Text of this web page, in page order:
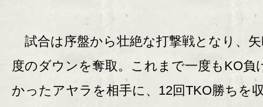
試合は序盤から壮絶な打撃戦となり、
度のダウンを奪取。これまで一度もKO負
かったアヤラを相手に、12回TKO勝ちを